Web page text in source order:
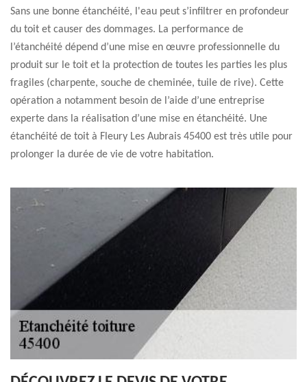
Sans une bonne étanchéité, l'eau peut s’infiltrer en profondeur
du toit et causer des dommages. La performance de
l’étanchéité dépend d’une mise en œuvre professionnelle du
produit sur le toit et la protection de toutes les parties les plus
fragiles (charpente, souche de cheminée, tuile de rive). Cette
opération a notamment besoin de l’aide d’une entreprise
experte dans la réalisation d’une mise en étanchéité. Une
étanchéité de toit à Fleury Les Aubrais 45400 est très utile pour
prolonger la durée de vie de votre habitation.